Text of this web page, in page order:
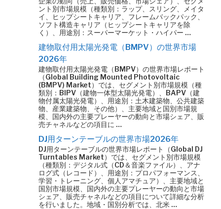
ント別市場規模（種類別：ラップ、スリング、メイタ
イ、ヒップシートキャリア、フレームバックパック、
ソフト構造キャリア（ヒップシートキャリアを除
く）、用途別：スーパーマーケット・ハイパー …
建物取付用太陽光発電（BMPV）の世界市場
2026年
建物取付用太陽光発電（BMPV）の世界市場レポート
（Global Building Mounted Photovoltaic
(BMPV) Market）では、セグメント別市場規模（種
類別：BIPV（建物一体型太陽光発電）、BAPV（建
物付属太陽光発電）、用途別：土木建築物、公共建築
物、産業建築物、その他）、主要地域と国別市場規
模、国内外の主要プレーヤーの動向と市場シェア、販
売チャネルなどの項目に …
DJ用ターンテーブルの世界市場2026年
DJ用ターンテーブルの世界市場レポート（Global DJ
Turntables Market）では、セグメント別市場規模
（種類別：デジタル式（CD＆音楽ファイル）、アナ
ログ式（レコード）、用途別：プロパフォーマンス、
学習・トレーニング、個人アマチュア）、主要地域と
国別市場規模、国内外の主要プレーヤーの動向と市場
シェア、販売チャネルなどの項目について詳細な分析
を行いました。地域・国別分析では、北米 …